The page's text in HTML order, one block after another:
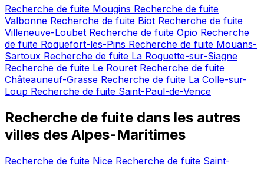
Recherche de fuite Mougins Recherche de fuite
Valbonne Recherche de fuite Biot Recherche de fuite
Villeneuve-Loubet Recherche de fuite Opio Recherche
de fuite Roquefort-les-Pins Recherche de fuite Mouans-
Sartoux Recherche de fuite La Roquette-sur-Siagne
Recherche de fuite Le Rouret Recherche de fuite
Châteauneuf-Grasse Recherche de fuite La Colle-sur-
Loup Recherche de fuite Saint-Paul-de-Vence
Recherche de fuite dans les autres
villes des Alpes-Maritimes
Recherche de fuite Nice Recherche de fuite Saint-